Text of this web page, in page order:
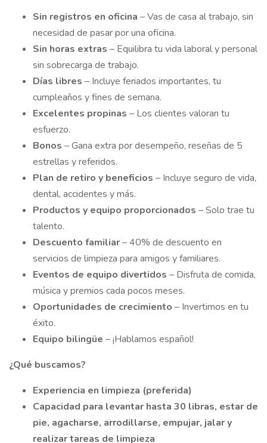
Sin registros en oficina – Vas de casa al trabajo, sin
necesidad de pasar por una oficina.
Sin horas extras – Equilibra tu vida laboral y personal
sin sobrecarga de trabajo.
Días libres – Incluye feriados importantes, tu
cumpleaños y fines de semana.
Excelentes propinas – Los clientes valoran tu
esfuerzo.
Bonos – Gana extra por desempeño, reseñas de 5
estrellas y referidos.
Plan de retiro y beneficios – Incluye seguro de vida,
dental, accidentes y más.
Productos y equipo proporcionados – Solo trae tu
talento.
Descuento familiar– 40% de descuento en
servicios de limpieza para amigos y familiares.
Eventos de equipo divertidos – Disfruta de comida,
música y premios cada pocos meses.
Oportunidades de crecimiento – Invertimos en tu
éxito.
Equipo bilingüe – ¡Hablamos español!
¿Qué buscamos?
Experiencia en limpieza (preferida)
Capacidad para levantar hasta 30 libras, estar de
pie, agacharse, arrodillarse, empujar, jalar y
realizar tareas de limpieza